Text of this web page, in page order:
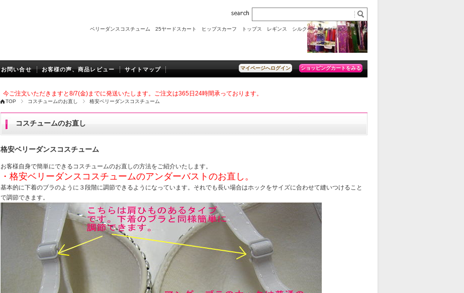
ベリーダンスコスチューム 25ヤードスカート ヒップスカーフ トップス レギンス シルクベール セール 訳あり品
マイページへログイン ショッピングカートをみる
お問い合せ お客様の声、商品レビュー サイトマップ
今ご注文いただきますと8/7(金)までに発送いたします。 ご注文は365日24時間承っております。
TOP コスチュームのお直し 格安ベリーダンスコスチューム
コスチュームのお直し
格安ベリーダンスコスチューム
お客様自身で簡単にできるコスチュームのお直しの方法をご紹介いたします。
・格安ベリーダンスコスチュームのアンダーバストのお直し。
基本的に下着のブラのように３段階に調節できるようになっています。それでも長い場合はホックをサイズに合わせて縫いつけること
で調節できます。